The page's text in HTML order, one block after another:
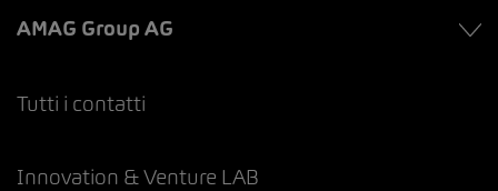
AMAG Group AG
Tutti i contatti
Innovation & Venture LAB